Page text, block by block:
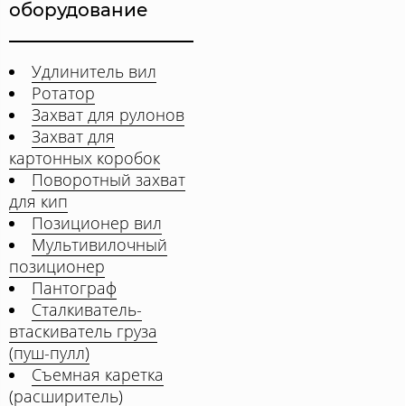
оборудование
Удлинитель вил
Ротатор
Захват для рулонов
Захват для
картонных коробок
Поворотный захват
для кип
Позиционер вил
Мультивилочный
позиционер
Пантограф
Сталкиватель-
втаскиватель груза
(пуш-пулл)
Съемная каретка
(расширитель)